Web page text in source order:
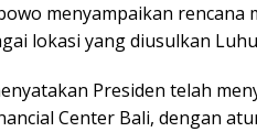
menyampaikan
lokasi yang diusulkan
Presiden telah
Center Bali, dengan